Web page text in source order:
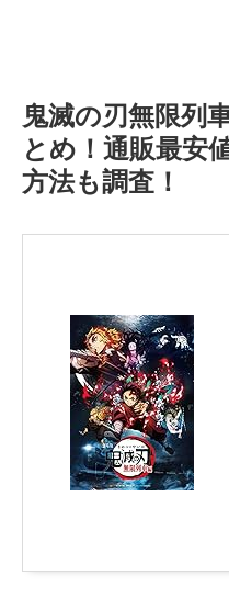
鬼滅の刃無限列
とめ！通販最安
方法も調査！